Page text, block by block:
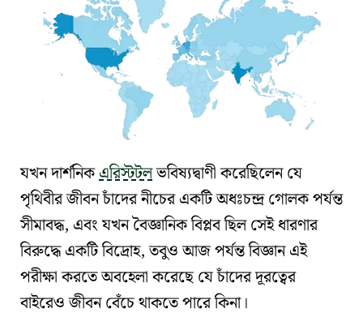
যখন দার্শনিকএরিস্টটলভবিষ্যদ্বাণী করেছিলেন যে
পৃথিবীর জীবন চাঁদের নীচের একটিঅধঃচন্দ্র গোলকপর্যন্ত
সীমাবদ্ধ, এবং যখনবৈজ্ঞানিক বিপ্লবছিল সেই ধারণার
বিরুদ্ধে একটি বিদ্রোহ, তবুও আজ পর্যন্ত বিজ্ঞান এই
পরীক্ষা করতে অবহেলা করেছে যে চাঁদের দূরত্বের
বাইরেও জীবন বেঁচে থাকতে পারে কিনা।